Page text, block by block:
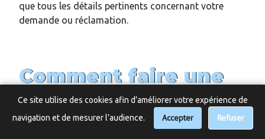
que tous les détails pertinents concernant votre
demande ou réclamation.
Comment faire une
réclamation auprès
de la marque
Ce site utilise des cookies afin d’améliorer votre expérience de
navigation et de mesurer l’audience.
Accepter Refuser
📞 Besoin d’aide ?